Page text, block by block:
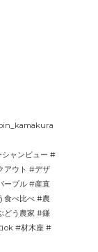
ャンビュー #
アウト #デザ
ープル #産直
食べ比べ #農
どう農家 #鎌
ok #材木座 #